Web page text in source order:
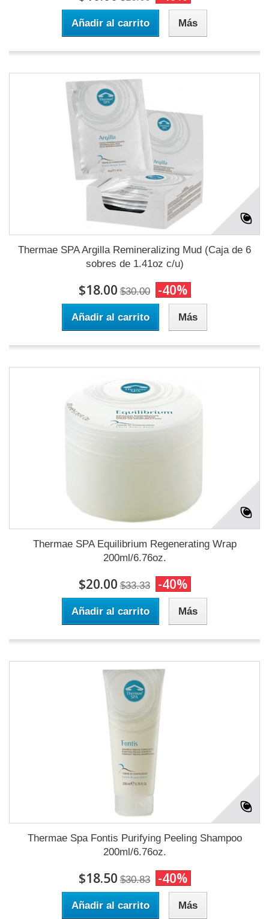
Añadir al carrito Más
Thermae SPA Argilla Remineralizing Mud (Caja de 6
sobres de 1.41oz c/u)
$18.00 $30.00 -40%
Añadir al carrito Más
Thermae SPA Equilibrium Regenerating Wrap
200ml/6.76oz.
$20.00 $33.33 -40%
Añadir al carrito Más
Thermae Spa Fontis Purifying Peeling Shampoo
200ml/6.76oz.
$18.50 $30.83 -40%
Añadir al carrito Más